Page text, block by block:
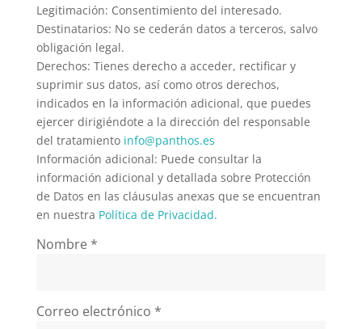
Legitimación: Consentimiento del interesado.
Destinatarios: No se cederán datos a terceros, salvo
obligación legal.
Derechos: Tienes derecho a acceder, rectificar y
suprimir sus datos, así como otros derechos,
indicados en la información adicional, que puedes
ejercer dirigiéndote a la dirección del responsable
del tratamiento info@panthos.es
Información adicional: Puede consultar la
información adicional y detallada sobre Protección
de Datos en las cláusulas anexas que se encuentran
en nuestra Política de Privacidad.
Nombre *
Correo electrónico *